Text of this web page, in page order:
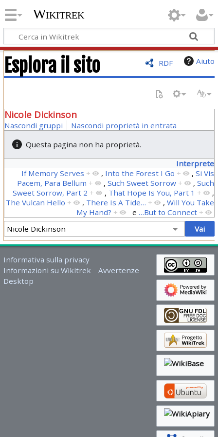
Wikitrek
RDF Aiuto
Esplora il sito
Nicole Dickinson
Nascondi gruppi
Nascondi proprietà in entrata
Questa pagina non ha proprietà.
Interprete
If Memory Serves + , Into the Forest I Go + ,Si Vis
Pacem, Para Bellum + ,Such Sweet Sorrow + ,Such
Sweet Sorrow, Part 2 + , That Hope Is You, Part 1 +
,
The Vulcan Hello + , There Is A Tide… + ,Will You Take
My Hand? + e…But to Connect +
Informativa sulla privacy
Informazioni su Wikitrek
Avvertenze
Desktop